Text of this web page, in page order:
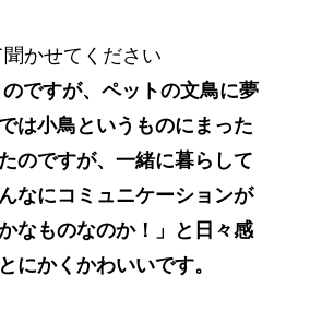
かせてください
ですが、ペットの文鳥に夢
は小鳥というものにまった
のですが、一緒に暮らして
なにコミュニケーションが
なものなのか！」と日々感
にかくかわいいです。